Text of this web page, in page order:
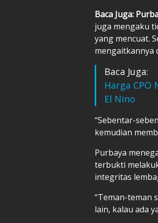
Baca Juga:
juga mengaku
yang mencuat.
mengaitkannya
Baca Juga:
Harga
El Nino
“Sebentar-
kemudian
Purbaya
terbukti
integritas
“Teman-teman
lain, kalau ada